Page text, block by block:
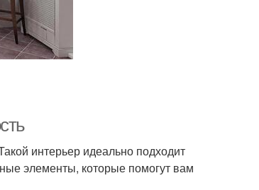
интерьер идеально подходит
элементы, которые помогут вам